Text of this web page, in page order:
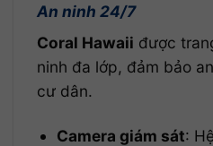
An ninh 24/7
Coral Hawaii được
ninh đa lớp, đảm bảo
cư dân.
Camera giám sát: